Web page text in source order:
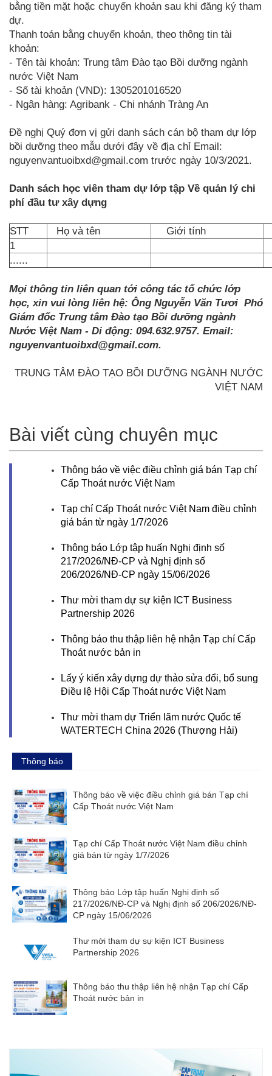
bằng tiền mặt hoặc chuyển khoản sau khi đăng ký tham
dự.
Thanh toán bằng chuyển khoản, theo thông tin tài
khoản:
- Tên tài khoản: Trung tâm Đào tạo Bồi dưỡng ngành
nước Việt Nam
- Số tài khoản (VND): 1305201016520
- Ngân hàng: Agribank - Chi nhánh Tràng An
Đề nghị Quý đơn vị gửi danh sách cán bộ tham dự lớp
bồi dưỡng theo mẫu dưới đây về địa chỉ Email:
nguyenvantuoibxd@gmail.com trước ngày 10/3/2021.
Danh sách học viên tham dự lớp tập Về quản lý chi
phí đầu tư xây dựng
STT Họ và tên Giới tính
1
......
Mọi thông tin liên quan tới công tác tổ chức lớp
học, xin vui lòng liên hệ: Ông Nguyễn Văn Tươi Phó
Giám đốc Trung tâm Đào tạo Bồi dưỡng ngành
Nước Việt Nam - Di động: 094.632.9757. Email:
nguyenvantuoibxd@gmail.com.
TRUNG TÂM ĐÀO TẠO BỒI DƯỠNG NGÀNH NƯỚC
VIỆT NAM
Bài viết cùng chuyên mục
Thông báo về việc điều chỉnh giá bán Tạp chí
Cấp Thoát nước Việt Nam
Tạp chí Cấp Thoát nước Việt Nam điều chỉnh
giá bán từ ngày 1/7/2026
Thông báo Lớp tập huấn Nghị định số
217/2026/NĐ-CP và Nghị định số
206/2026/NĐ-CP ngày 15/06/2026
Thư mời tham dự sự kiện ICT Business
Partnership 2026
Thông báo thu thập liên hệ nhận Tạp chí Cấp
Thoát nước bản in
Lấy ý kiến xây dựng dự thảo sửa đổi, bổ sung
Điều lệ Hội Cấp Thoát nước Việt Nam
Thư mời tham dự Triển lãm nước Quốc tế
WATERTECH China 2026 (Thượng Hải)
Thông báo
Thông báo về việc điều chỉnh giá bán Tạp chí
Cấp Thoát nước Việt Nam
Tạp chí Cấp Thoát nước Việt Nam điều chỉnh
giá bán từ ngày 1/7/2026
Thông báo Lớp tập huấn Nghị định số
217/2026/NĐ-CP và Nghị định số 206/2026/NĐ-
CP ngày 15/06/2026
Thư mời tham dự sự kiện ICT Business
Partnership 2026
Thông báo thu thập liên hệ nhận Tạp chí Cấp
Thoát nước bản in